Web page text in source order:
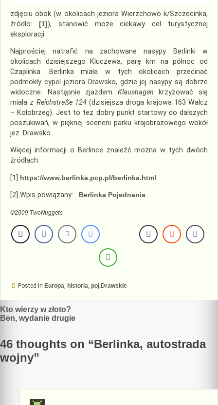
zdjęciu obok (w okolicach jeziora Wierzchowo k/Szczecinka,
źródło: [1]), stanowić może ciekawy cel turystycznej
eksploracji.
Najprościej natrafić na zachowane nasypy Berlinki w
okolicach dzisiejszego Kluczewa, parę km na północ od
Czaplinka. Berlinka miała w tych okolicach przecinać
podmokły cypel jeziora Drawsko, gdzie jej nasypy są dobrze
widoczne. Następnie zjazdem Klaushagen krzyżować się
miała z Reichstraße 124(dzisiejsza droga krajowa 163 Wałcz
– Kołobrzeg). Jest to też dobry punkt startowy do dalszych
poszukiwań, w pięknej scenerii parku krajobrazowego wokół
jez. Drawsko.
Więcej informacji o Berlince znaleźć można w tych dwóch
źródłach:
[1] https://www.berlinka.pcp.pl/berlinka.html
[2] Wpis powiązany: Berlinka Pojednania
©2009 TwoNuggets
Posted in Europa, historia, poj.Drawskie
Nawigacja
wpisu
Kto wierzy w złoto?
Ben, wydanie drugie
46 thoughts on “Berlinka, autostrada
wojny”